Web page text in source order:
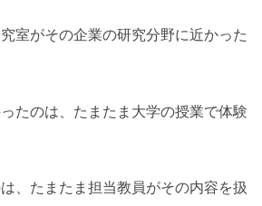
室がその企業の研究分野に近かった
たのは、たまたま大学の授業で体験
、たまたま担当教員がその内容を扱